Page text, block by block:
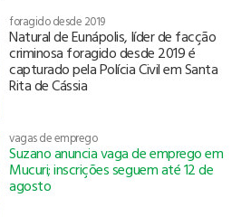
foragido desde 2019
Natural de Eunápolis, líder de facção
criminosa foragido desde 2019 é
capturado pela Polícia Civil em Santa
Rita de Cássia
vagas de emprego
Suzano anuncia vaga de emprego em
Mucuri; inscrições seguem até 12 de
agosto